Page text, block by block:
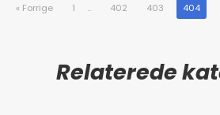
« Forrige 1 .. 402 403 404